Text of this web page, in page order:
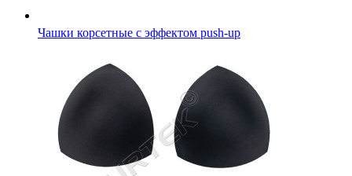
Чашки корсетные с эффектом push-up